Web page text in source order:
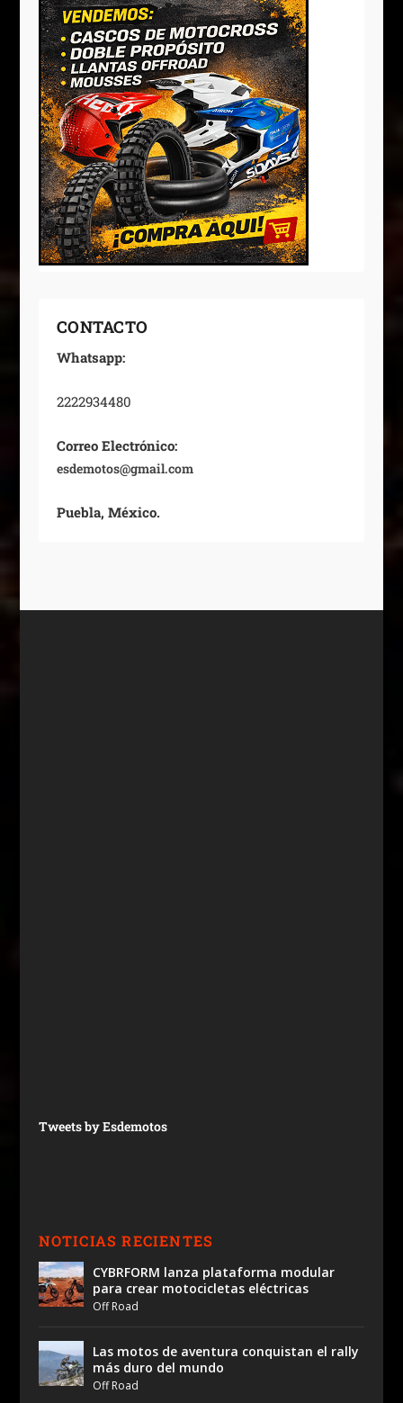
CONTACTO
Whatsapp:
2222934480
Correo Electrónico:
esdemotos@gmail.com
Puebla, México.
Tweets by Esdemotos
NOTICIAS RECIENTES
CYBRFORM lanza plataforma modular
para crear motocicletas eléctricas
Off Road
Las motos de aventura conquistan el rally
más duro del mundo
Off Road